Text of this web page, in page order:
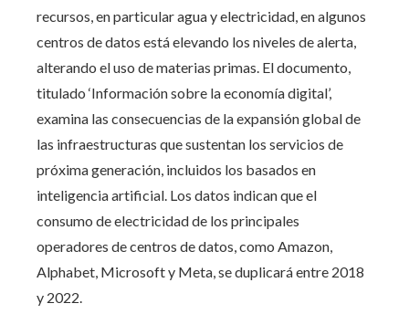
recursos, en particular agua y electricidad, en algunos
centros de datos está elevando los niveles de alerta,
alterando el uso de materias primas. El documento,
titulado ‘Información sobre la economía digital’,
examina las consecuencias de la expansión global de
las infraestructuras que sustentan los servicios de
próxima generación, incluidos los basados ​​en
inteligencia artificial. Los datos indican que el
consumo de electricidad de los principales
operadores de centros de datos, como Amazon,
Alphabet, Microsoft y Meta, se duplicará entre 2018
y 2022.